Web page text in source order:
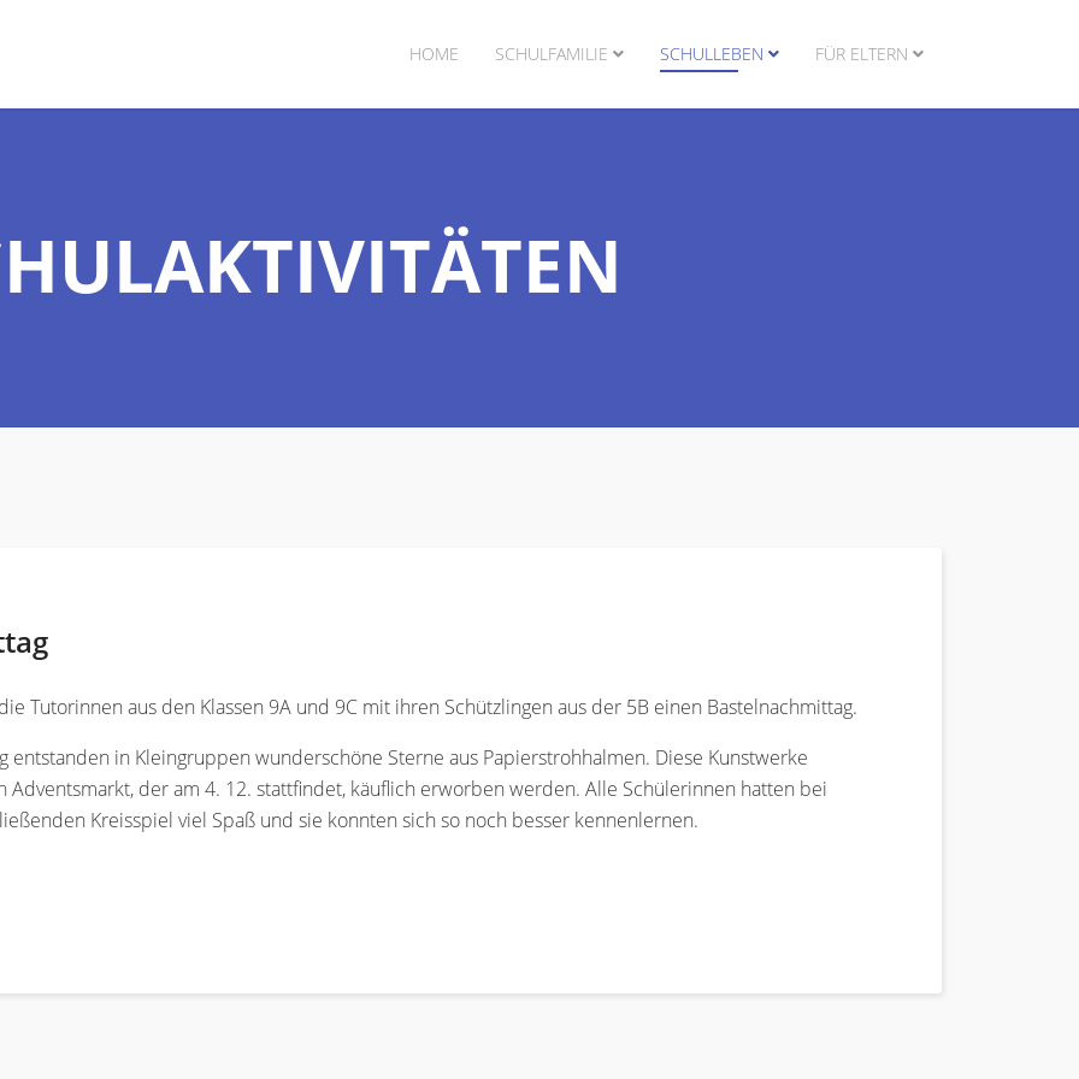
HOME SCHULFAMILIE SCHULLEBEN FÜR ELTERN
Tutorinnen aus den Klassen 9A und 9C mit ihren Schützlingen aus der 5B einen Bastelnachmittag.
entstanden in Kleingruppen wunderschöne Sterne aus Papierstrohhalmen. Diese Kunstwerke
Adventsmarkt, der am 4. 12. stattfindet, käuflich erworben werden. Alle Schülerinnen hatten bei
Kreisspiel viel Spaß und sie konnten sich so noch besser kennenlernen.